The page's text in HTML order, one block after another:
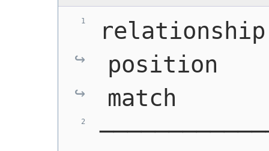
position
match